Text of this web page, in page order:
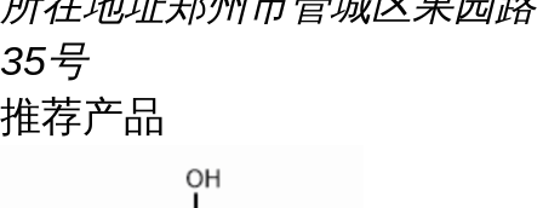
35号
推荐产品